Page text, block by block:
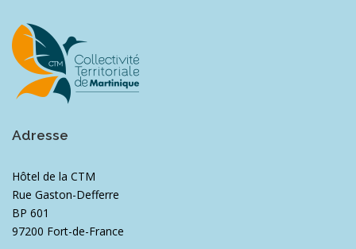
Adresse
Hôtel de la CTM
Rue Gaston-Defferre
BP 601
97200 Fort-de-France